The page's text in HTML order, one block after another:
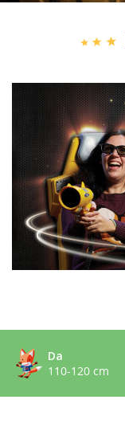
Da
110-120 cm